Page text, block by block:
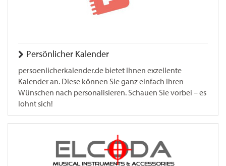
Persönlicher Kalender
persoenlicherkalender.de bietet Ihnen exzellente
Kalender an. Diese können Sie ganz einfach Ihren
Wünschen nach personalisieren. Schauen Sie vorbei – es
lohnt sich!